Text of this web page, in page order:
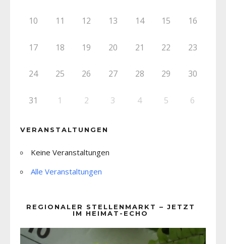
10 11 12 13 14 15 16
17 18 19 20 21 22 23
24 25 26 27 28 29 30
31 1 2 3 4 5 6
VERANSTALTUNGEN
Keine Veranstaltungen
Alle Veranstaltungen
REGIONALER STELLENMARKT – JETZT
IM HEIMAT-ECHO